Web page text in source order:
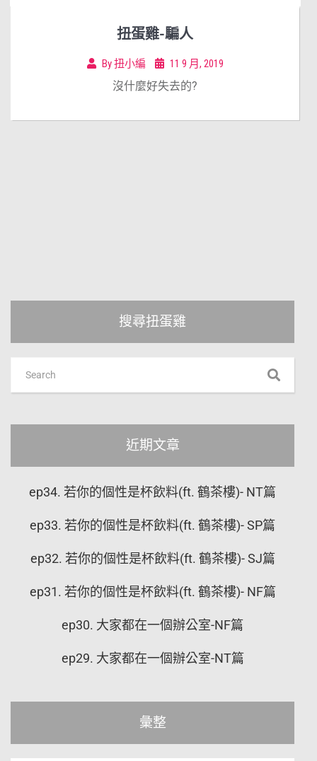
扭蛋雞-騙人
By扭小編 11 9 月, 2019
沒什麼好失去的?
搜尋扭蛋雞
近期文章
ep34. 若你的個性是杯飲料(ft. 鶴茶樓)- NT篇
ep33. 若你的個性是杯飲料(ft. 鶴茶樓)- SP篇
ep32. 若你的個性是杯飲料(ft. 鶴茶樓)- SJ篇
ep31. 若你的個性是杯飲料(ft. 鶴茶樓)- NF篇
ep30. 大家都在一個辦公室-NF篇
ep29. 大家都在一個辦公室-NT篇
彙整